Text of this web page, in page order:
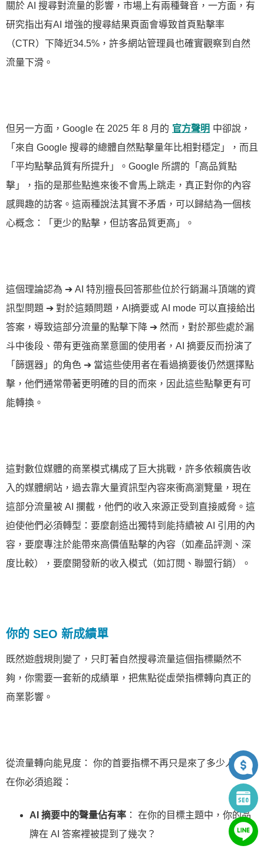
關於 AI 搜尋對流量的影響，市場上有兩種聲音，一方面，有
研究指出有AI 增強的搜尋結果頁面會導致首頁點擊率
（CTR）下降近34.5%，許多網站管理員也確實觀察到自然
流量下滑。
但另一方面，Google 在 2025 年 8 月的 官方聲明 中卻說，
「來自 Google 搜尋的總體自然點擊量年比相對穩定」，而且
「平均點擊品質有所提升」。Google 所謂的「高品質點
擊」，指的是那些點進來後不會馬上跳走，真正對你的內容
感興趣的訪客。這兩種說法其實不矛盾，可以歸結為一個核
心概念：「更少的點擊，但訪客品質更高」。
這個理論認為 ➔ AI 特別擅長回答那些位於行銷漏斗頂端的資
訊型問題 ➔ 對於這類問題，AI摘要或 AI mode 可以直接給出
答案，導致這部分流量的點擊下降 ➔ 然而，對於那些處於漏
斗中後段、帶有更強商業意圖的使用者，AI 摘要反而扮演了
「篩選器」的角色 ➔ 當這些使用者在看過摘要後仍然選擇點
擊，他們通常帶著更明確的目的而來，因此這些點擊更有可
能轉換。
這對數位媒體的商業模式構成了巨大挑戰，許多依賴廣告收
入的媒體網站，過去靠大量資訊型內容來衝高瀏覽量，現在
這部分流量被 AI 攔截，他們的收入來源正受到直接威脅。這
迫使他們必須轉型：要麼創造出獨特到能持續被 AI 引用的內
容，要麼專注於能帶來高價值點擊的內容（如產品評測、深
度比較），要麼開發新的收入模式（如訂閱、聯盟行銷）。
你的 SEO 新成績單
既然遊戲規則變了，只盯著自然搜尋流量這個指標顯然不
夠，你需要一套新的成績單，把焦點從虛榮指標轉向真正的
商業影響。
從流量轉向能見度： 你的首要指標不再只是來了多少人，現
在你必須追蹤：
AI 摘要中的聲量佔有率 ： 在你的目標主題中，你的品
牌在 AI 答案裡被提到了幾次？